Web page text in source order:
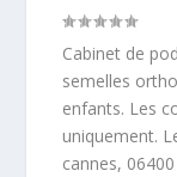
Cabinet de
semelles
enfants. Les
uniquement.
cannes,